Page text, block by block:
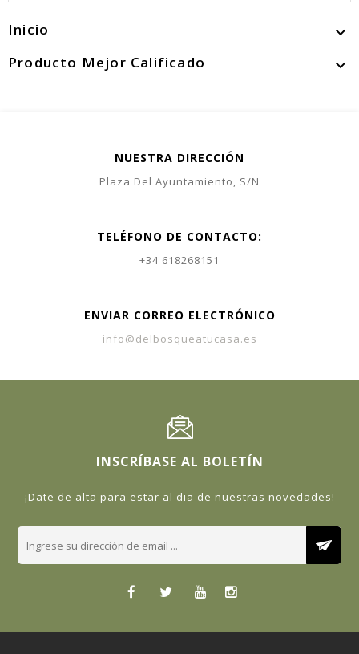
Inicio 
Producto Mejor Calificado 
NUESTRA DIRECCIÓN
Plaza Del Ayuntamiento, S/N
TELÉFONO DE CONTACTO:
+34 618268151
ENVIAR CORREO ELECTRÓNICO
info@delbosqueatucasa.es
INSCRÍBASE AL BOLETÍN
¡Date de alta para estar al dia de nuestras novedades!